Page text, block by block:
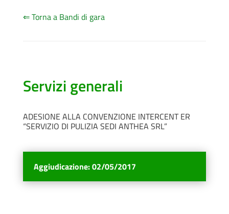
⇐ Torna a Bandi di gara
Servizi generali
ADESIONE ALLA CONVENZIONE INTERCENT ER
“SERVIZIO DI PULIZIA SEDI ANTHEA SRL”
Aggiudicazione:02/05/2017